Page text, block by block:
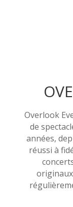
Overlook
de
années,
réussi à